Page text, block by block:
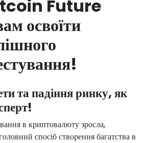
Future
освоїти
та падіння ринку, як
в криптовалюту зросла,
спосіб створення багатства в